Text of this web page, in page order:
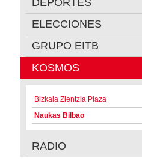
DEPORTES
ELECCIONES
GRUPO EITB
KOSMOS
Bizkaia Zientzia Plaza
Naukas Bilbao
RADIO